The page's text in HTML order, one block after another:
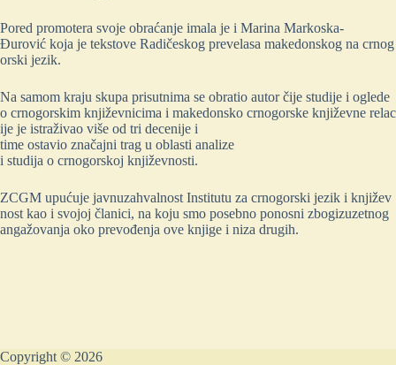
Pored promotera svoje obraćanje imala je i Marina Markoska-
Đurović koja je tekstove Radičeskog prevelasa makedonskog na crnog
orski jezik.
Na samom kraju skupa prisutnima se obratio autor čije studije i oglede
o crnogorskim književnicima i makedonsko crnogorske književne relac
ije je istraživao više od tri decenije i
time ostavio značajni trag u oblasti analize
i studija o crnogorskoj književnosti.
ZCGM upućuje javnuzahvalnost Institutu za crnogorski jezik i književ
nost kao i svojoj članici, na koju smo posebno ponosni zbogizuzetnog
angažovanja oko prevođenja ove knjige i niza drugih.
Copyright © 2026